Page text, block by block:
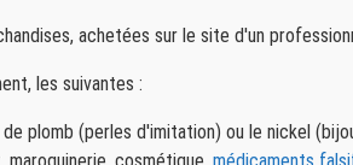
achetées sur le site d'un
les suivantes :
plomb (perles d'imitation) ou le nickel
cosmétique, médicaments